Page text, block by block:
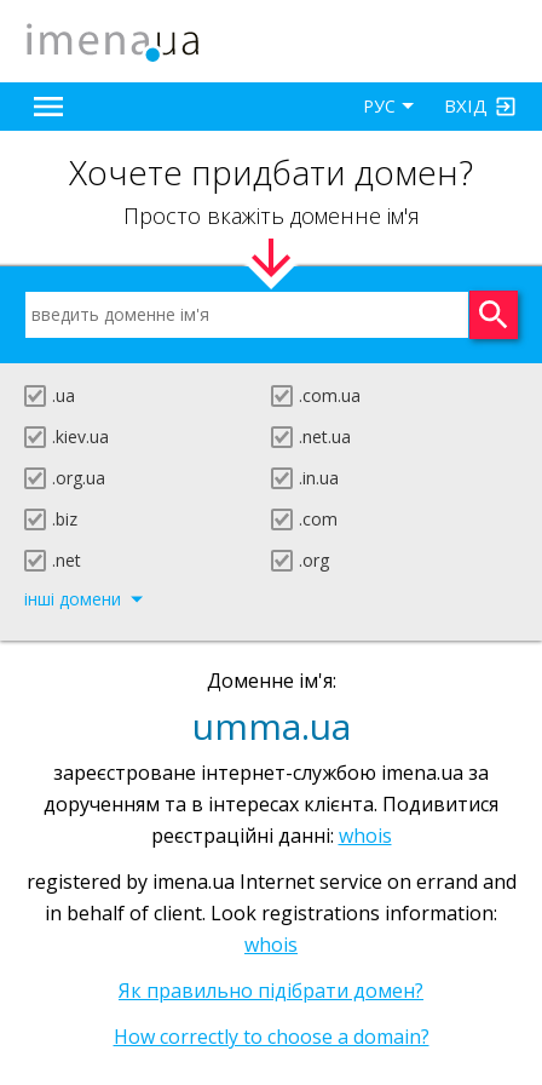
ВХІД
РУС
Хочете придбати домен?
Просто вкажіть доменне ім'я
.ua
.com.ua
.kiev.ua
.net.ua
.org.ua
.in.ua
.biz
.com
.net
.org
інші домени
Доменне ім'я:
umma.ua
зареєстроване інтернет-службою imena.ua за
дорученням та в інтересах клієнта. Подивитися
реєстраційні данні: whois
registered by imena.ua Internet service on errand and
in behalf of client. Look registrations information:
whois
Як правильно підібрати домен?
How correctly to choose a domain?